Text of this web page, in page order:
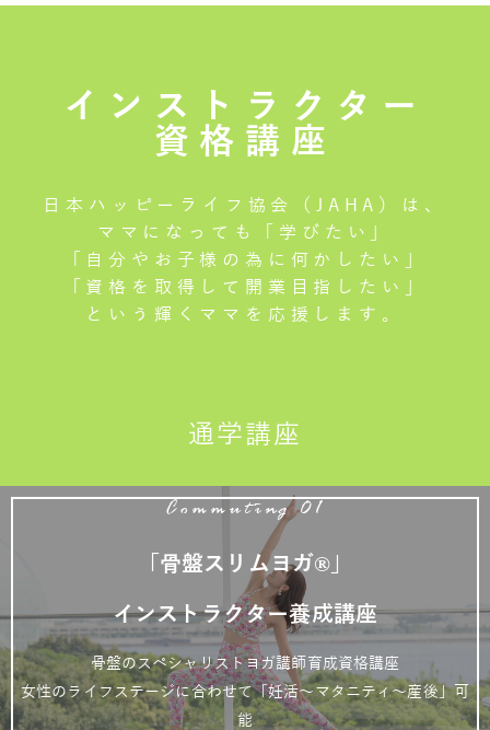
インストラクター
資格講座
日本ハッピーライフ協会（JAHA）は、
ママになっても「学びたい」
「自分やお子様の為に何かしたい」
「資格を取得して開業目指したい」
という輝くママを応援します。
通学講座
Commuting 01
「骨盤スリムヨガ®」
インストラクター養成講座
骨盤のスペシャリストヨガ講師育成資格講座
女性のライフステージに合わせて「妊活～マタニティ～産後」可
能